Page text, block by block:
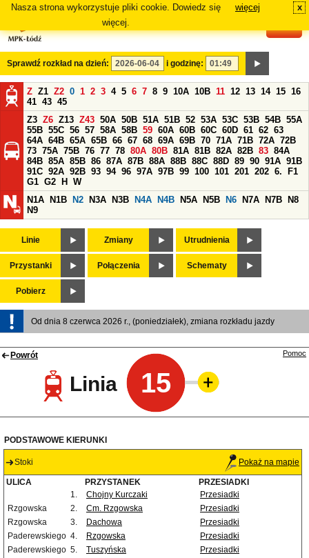
Nasza strona wykorzystuje pliki cookie. Dowiedz się
więcej.
więcej x
Sprawdź rozkład na dzień: i godzinę:
Z Z1 Z2 0 1 2 3 4 5 6 7 8 9 10A 10B 11 12 13 14 15 16
41 43 45
Z3 Z6 Z13 Z43 50A 50B 51A 51B 52 53A 53C 53B 54B 55A
55B 55C 56 57 58A 58B 59 60A 60B 60C 60D 61 62 63
64A 64B 65A 65B 66 67 68 69A 69B 70 71A 71B 72A 72B
73 75A 75B 76 77 78 80A 80B 81A 81B 82A 82B 83 84A
84B 85A 85B 86 87A 87B 88A 88B 88C 88D 89 90 91A 91B
91C 92A 92B 93 94 96 97A 97B 99 100 101 201 202 6.
F1
G1 G2 H
W
N1A
N1B N2 N3A N3B N4A N4B N5A N5B N6 N7A N7B
N8
N9
Linie Zmiany Utrudnienia
Przystanki Połączenia Schematy
Pobierz
Od dnia 8 czerwca 2026 r., (poniedziałek), zmiana rozkładu jazdy
Powrót
Linia 15
Pomoc
PODSTAWOWE KIERUNKI
Stoki Pokaż na mapie
ULICA PRZYSTANEK
PRZESIADKI
1.
Chojny Kurczaki
Przesiadki
Rzgowska
2. Cm. Rzgowska
Przesiadki
Rzgowska
3. Dachowa
Przesiadki
Paderewskiego 4. Rzgowska
Przesiadki
Paderewskiego 5. Tuszyńska
Przesiadki